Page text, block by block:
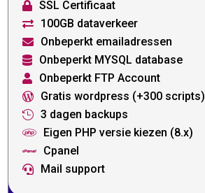
 SSL Certificaat
 100GB dataverkeer
 Onbeperkt emailadressen
 Onbeperkt MYSQL database
 Onbeperkt FTP Account
 Gratis wordpress (+300 scripts)
 3 dagen backups
 Eigen PHP versie kiezen (8.x)
 Cpanel
 Mail support